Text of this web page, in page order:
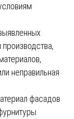
неправильная
фасадов